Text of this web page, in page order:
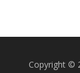
Copyright ©